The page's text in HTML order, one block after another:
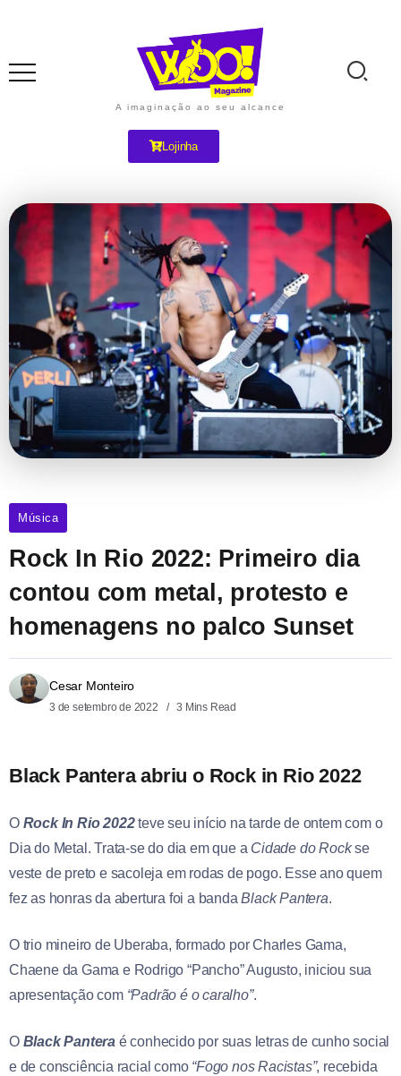
A imaginação ao seu alcance
Lojinha
Música
Rock In Rio 2022: Primeiro dia
contou com metal, protesto e
homenagens no palco Sunset
Cesar Monteiro
3 de setembro de 2022 3 Mins Read
Black Pantera abriu o Rock in Rio 2022
O Rock In Rio 2022teve seu início na tarde de ontem com o
Dia do Metal. Trata-se do dia em que a Cidade do Rockse
veste de preto e sacoleja em rodas de pogo. Esse ano quem
fez as honras da abertura foi a bandaBlack Pantera.
O trio mineiro de Uberaba, formado por Charles Gama,
Chaene da Gama e Rodrigo “Pancho” Augusto, iniciou sua
apresentação com “Padrão é o caralho”.
O Black Pantera é conhecido por suas letras de cunho social
e de consciência racial como “Fogo nos Racistas”, recebida